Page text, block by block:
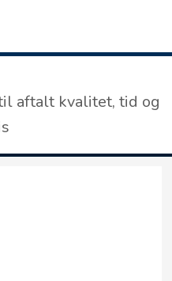
aftalt kvalitet, tid og